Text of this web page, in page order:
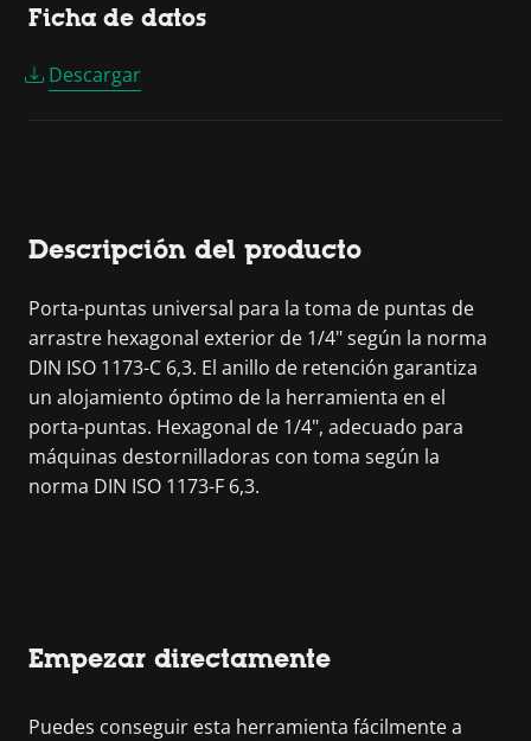
Ficha de datos
Descargar
Descripción del producto
Porta-puntas universal para la toma de puntas de
arrastre hexagonal exterior de 1/4" según la norma
DIN ISO 1173-C 6,3. El anillo de retención garantiza
un alojamiento óptimo de la herramienta en el
porta-puntas. Hexagonal de 1/4", adecuado para
máquinas destornilladoras con toma según la
norma DIN ISO 1173-F 6,3.
Empezar directamente
Puedes conseguir esta herramienta fácilmente a